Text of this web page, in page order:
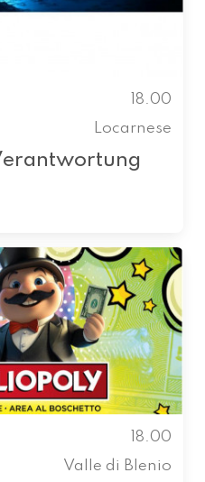
18.00
Locarnese
18.00
Valle di Blenio